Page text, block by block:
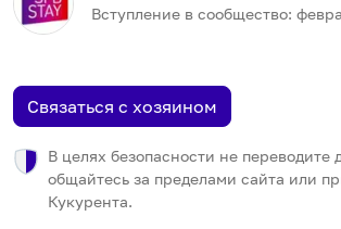
Вступление в сообщество:
Связаться с хозяином
В целях безопасности не переводите
общайтесь за пределами сайта или
Кукурента.